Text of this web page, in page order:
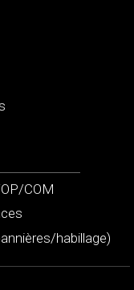
COM
habillage)